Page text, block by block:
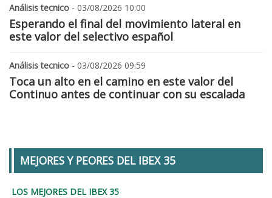
Análisis tecnico - 03/08/2026 10:00
Esperando el final del movimiento lateral en
este valor del selectivo español
Análisis tecnico - 03/08/2026 09:59
Toca un alto en el camino en este valor del
Continuo antes de continuar con su escalada
MEJORES Y PEORES DEL IBEX 35
LOS MEJORES DEL IBEX 35